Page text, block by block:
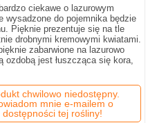
ciekawe o lazurowym
wysadzone do pojemnika będzie
Pięknie prezentuje się na tle
drobnymi kremowymi kwiatami.
zabarwione na lazurowo
ozdobą jest łuszcząca się kora,
chwilowo niedostępny.
mnie e-mailem o
dostępności tej rośliny!